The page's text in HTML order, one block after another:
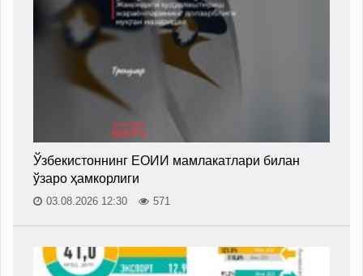
Ўзбекистоннинг ЕОИИ мамлакатлари билан
ўзаро ҳамкорлиги
03.08.2026 12:30 571